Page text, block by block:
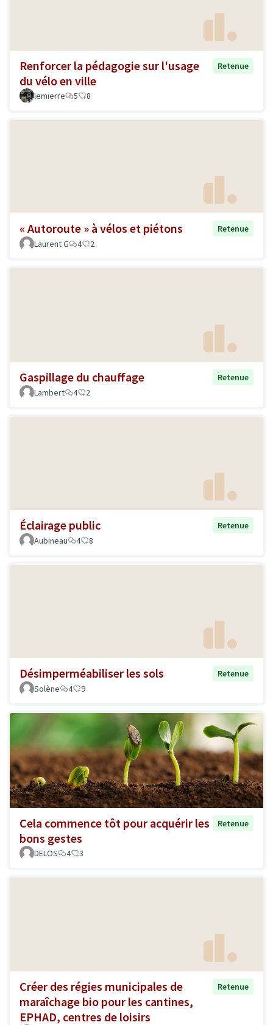
Renforcer la pédagogie sur l'usage
du vélo en ville
Retenue
lemierre 5 8
« Autoroute » à vélos et piétons
Retenue
Laurent G
4 2
Gaspillage du chauffage
Retenue
Lambert
4 2
Éclairage public
Retenue
Aubineau
4 8
Désimperméabiliser les sols
Retenue
Solène
4 9
Cela commence tôt pour acquérir les
bons gestes
Retenue
DELOS 4 3
Créer des régies municipales de
maraîchage bio pour les cantines,
EPHAD, centres de loisirs
Retenue